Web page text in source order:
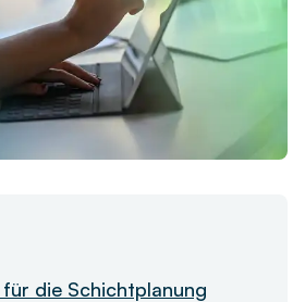
oder hybrid – finden Sie die
für Ihr Team.
Zeiterfassung von der
die Schichtplanung